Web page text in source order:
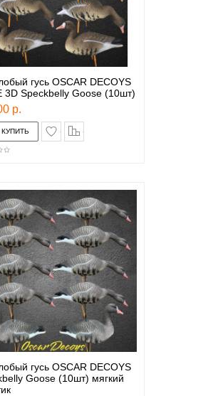
гусь OSCAR DECOYS
3D Speckbelly Goose (10шт)
р.
в закладки
гусь OSCAR DECOYS
Goose (10шт) мягкий